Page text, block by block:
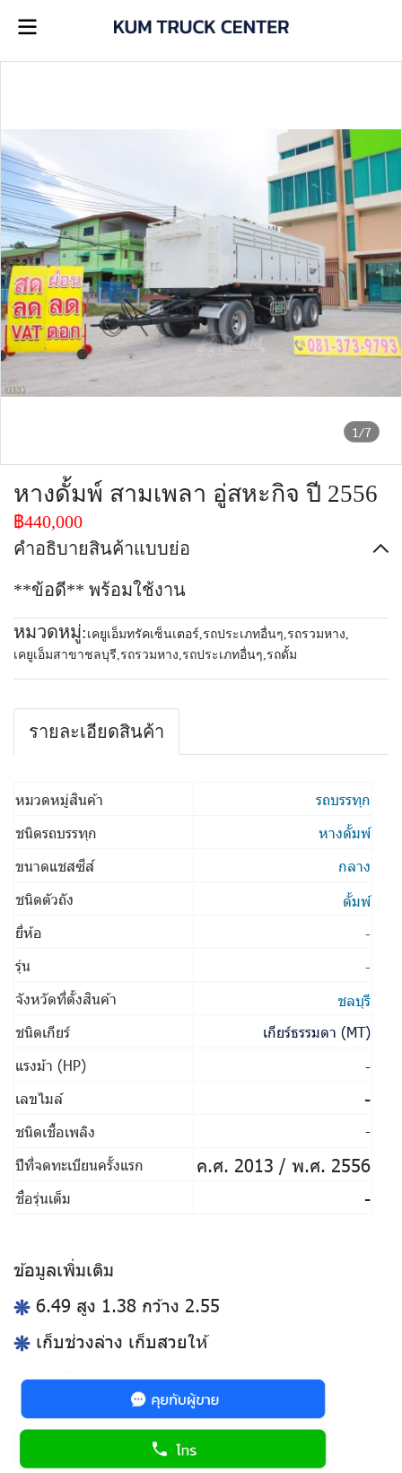
1/7
หางดั้มพ์ สามเพลา อู่สหะกิจ ปี 2556
฿440,000
คำอธิบายสินค้าแบบย่อ
**ข้อดี** พร้อมใช้งาน
หมวดหมู่: เคยูเอ็มทรัคเซ็นเตอร์,รถประเภทอื่นๆ,รถรวมหาง,
เคยูเอ็มสาขาชลบุรี,รถรวมหาง,รถประเภทอื่นๆ,รถดั้ม
รายละเอียดสินค้า
หมวดหมู่สินค้า
รถบรรทุก
ชนิดรถบรรทุก
หางดั้มพ์
ขนาดแชสซีส์
กลาง
ชนิดตัวถัง
ดั้มพ์
ยี่ห้อ
-
รุ่น
-
จังหวัดที่ตั้งสินค้า
ชลบุรี
ชนิดเกียร์
เกียร์ธรรมดา (MT)
แรงม้า (HP)
-
เลขไมล์
-
ชนิดเชื้อเพลิง
-
ปีที่จดทะเบียนครั้งแรก
ค.ศ. 2013 / พ.ศ. 2556
ชื่อรุ่นเต็ม -
ข้อมูลเพิ่มเติม
6.49 สูง 1.38 กว้าง 2.55
เก็บช่วงล่าง เก็บสวยให้